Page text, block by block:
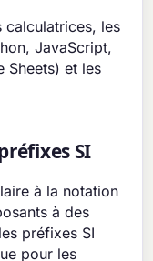
calculatrices, les
JavaScript,
Sheets) et les
SI
à la notation
à des
préfixes SI
pour les